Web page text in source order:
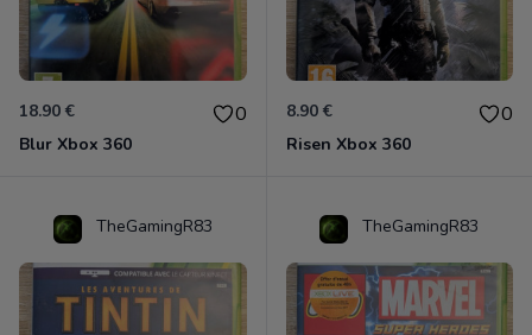
18.90 € 0
Blur Xbox 360
8.90 € 0
Risen Xbox 360
TheGamingR83 TheGamingR83